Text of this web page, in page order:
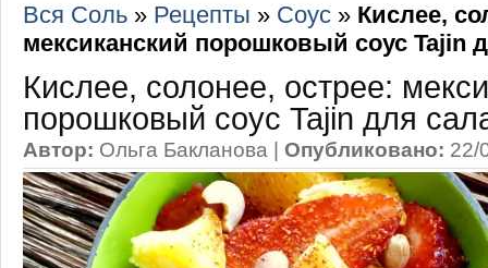
Вся Соль » Рецепты » Соус » Кислее,
мексиканский порошковый соус Tajin
Кислее, солонее, острее:
порошковый соус Tajin для
Автор: Ольга Бакланова | Опубликовано: 22/